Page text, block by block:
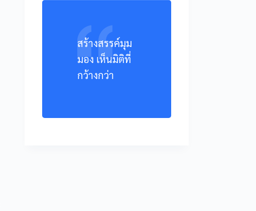
สร้างสรรค์มุม
มอง เห็นมิติที่
กว้างกว่า